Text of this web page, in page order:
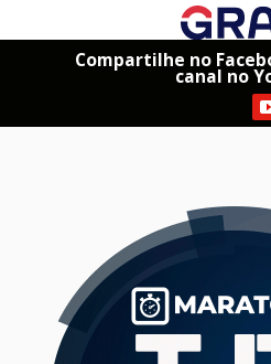
Compartilhe no
canal no